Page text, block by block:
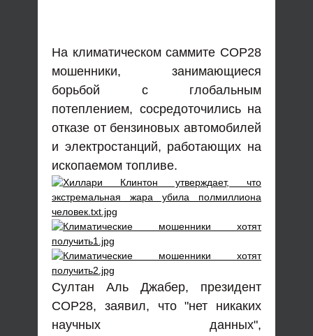
На климатическом саммите COP28
мошенники, занимающиеся
борьбой с глобальным
потеплением, сосредоточились на
отказе от бензиновых автомобилей
и электростанций, работающих на
ископаемом топливе.
Султан Аль Джабер, президент
COP28, заявил, что "нет никаких
научных данных",